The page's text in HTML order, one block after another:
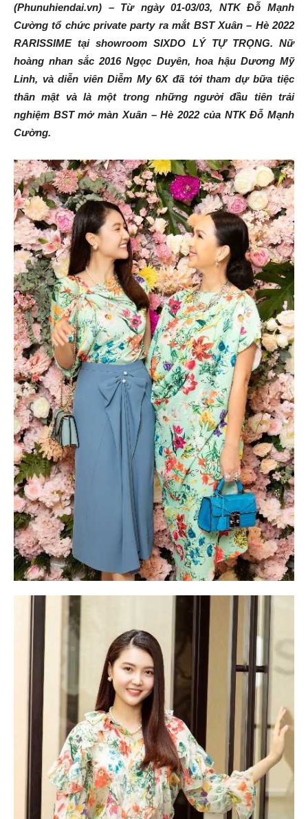
(Phunuhiendai.vn) – Từ ngày 01-03/03, NTK Đỗ Mạnh
Cường tổ chức private party ra mắt BST Xuân – Hè 2022
RARISSIME tại showroom SIXDO LÝ TỰ TRỌNG. Nữ
hoàng nhan sắc 2016 Ngọc Duyên, hoa hậu Dương Mỹ
Linh, và diễn viên Diễm My 6X đã tới tham dự bữa tiệc
thân mật và là một trong những người đầu tiên trải
nghiệm BST mở màn Xuân – Hè 2022 của NTK Đỗ Mạnh
Cường.